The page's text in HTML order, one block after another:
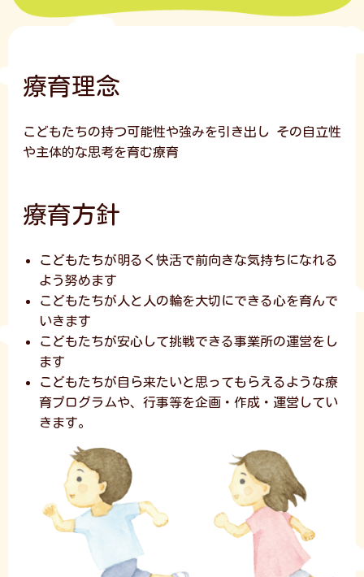
療育理念
こどもたちの持つ可能性や強みを引き出し その自立性
や主体的な思考を育む療育
療育方針
こどもたちが明るく快活で前向きな気持ちになれる
よう努めます
こどもたちが人と人の輪を大切にできる心を育んで
いきます
こどもたちが安心して挑戦できる事業所の運営をし
ます
こどもたちが自ら来たいと思ってもらえるような療
育プログラムや、行事等を企画・作成・運営してい
きます。